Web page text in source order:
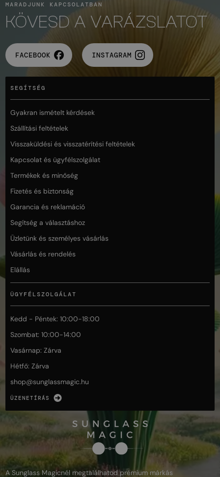
MARADJUNK KAPCSOLATBAN
KÖVESD A VARÁZSLATOT
FACEBOOK INSTAGRAM
SEGÍTSÉG
Gyakran ismételt kérdések
Szállítási feltételek
Visszaküldési és visszatérítési feltételek
Kapcsolat és ügyfélszolgálat
Termékek és minőség
Fizetés és biztonság
Garancia és reklamáció
Segítség a választáshoz
Üzletünk és személyes vásárlás
Vásárlás és rendelés
Elállás
ÜGYFÉLSZOLGÁLAT
Kedd - Péntek: 10:00-18:00
Szombat: 10:00-14:00
Vasárnap: Zárva
Hétfő: Zárva
shop@sunglassmagic.hu
ÜZENETÍRÁS
A Sunglass Magicnél megtalálhatod prémium márkás